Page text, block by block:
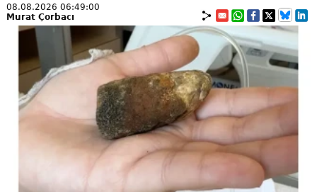
08.08.2026 06:49:00
Murat Çorbacı